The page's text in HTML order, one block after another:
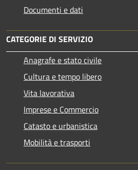
Documenti e dati
CATEGORIE DI SERVIZIO
Anagrafe e stato civile
Cultura e tempo libero
Vita lavorativa
Imprese e Commercio
Catasto e urbanistica
Mobilità e trasporti